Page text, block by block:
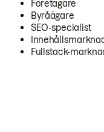
Företagare
Byråägare
SEO-specialist
Fullstack-